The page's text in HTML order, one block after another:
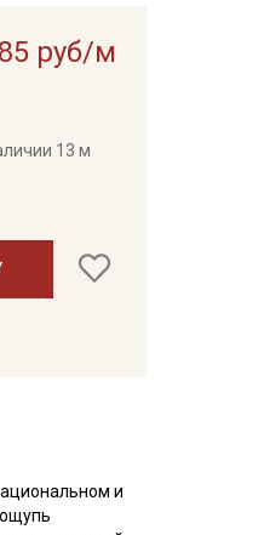
85 руб/м
13 м
и